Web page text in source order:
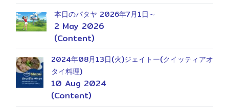
本日のパタヤ 2026年7月1日～
2 May 2026
(Content)
2024年08月13日(火)ジェイトー(クイッティアオ
タイ料理)
10 Aug 2024
(Content)